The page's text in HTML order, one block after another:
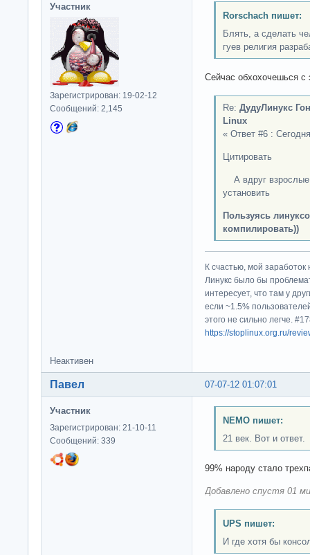
Участник
Зарегистрирован: 19-02-12
Сообщений: 2,145
Rorschach пишет:
Блять, а сделать
гуев религия
Сейчас обхохочешься с
Re: ДудуЛинукс
Linux
« Ответ #6 :
Цитировать
А вдруг взрослые
установить
Пользуясь
компилировать))
К счастью, мой
Линукс было бы
интересует, что там у
если ~1.5%
этого не сильно легче.
https://stoplinux.org.ru/
Неактивен
07-07-12 01:07:01
Павел
Участник
Зарегистрирован: 21-10-11
Сообщений: 339
NEMO пишет:
21 век. Вот и ответ.
99% народу стало
Добавлено спустя 01
UPS пишет:
И где хотя бы